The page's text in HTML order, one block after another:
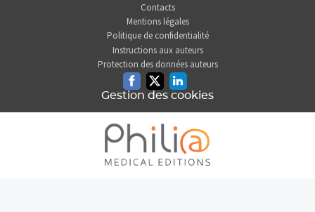
Contacts
Mentions légales
Politique de confidentialité
Instructions aux auteurs
Protection des données auteurs
FacebookTwitterLinkedin
Gestion des cookies